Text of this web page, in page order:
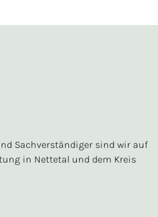
Sachverständiger sind wir auf
in Nettetal und dem Kreis